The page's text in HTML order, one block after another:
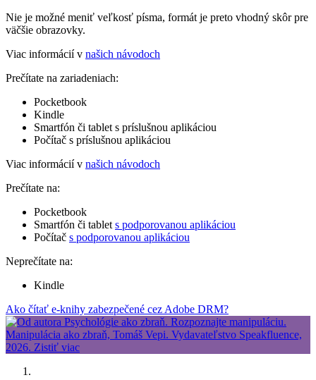
Nie je možné meniť veľkosť písma, formát je preto vhodný skôr pre
väčšie obrazovky.
Viac informácií v našich návodoch
Prečítate na zariadeniach:
Pocketbook
Kindle
Smartfón či tablet s príslušnou aplikáciou
Počítač s príslušnou aplikáciou
Viac informácií v našich návodoch
Prečítate na:
Pocketbook
Smartfón či tablet s podporovanou aplikáciou
Počítač s podporovanou aplikáciou
Neprečítate na:
Kindle
Ako čítať e-knihy zabezpečené cez Adobe DRM?